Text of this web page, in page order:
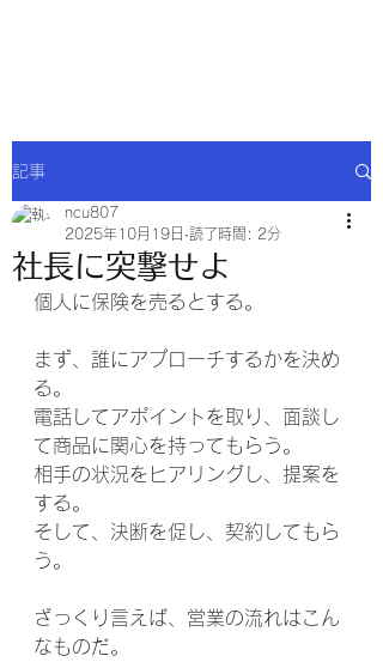
記事
社長に突撃せよ
ncu807
2025年10月19日 読了時間: 2分
個人に保険を売るとする。
まず、誰にアプローチするかを決め
る。
電話してアポイントを取り、面談し
て商品に関心を持ってもらう。
相手の状況をヒアリングし、提案を
する。
そして、決断を促し、契約してもら
う。
ざっくり言えば、営業の流れはこん
なものだ。